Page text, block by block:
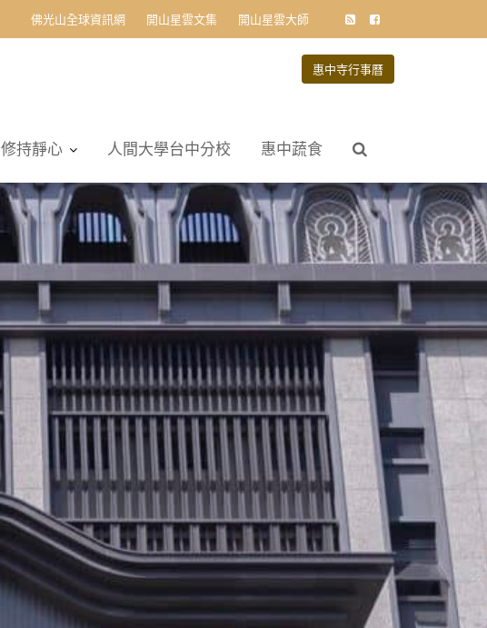
佛光山全球資訊網 開山星雲文集 開山星雲大師
惠中寺行事曆
修持靜心 人間大學台中分校 惠中蔬食